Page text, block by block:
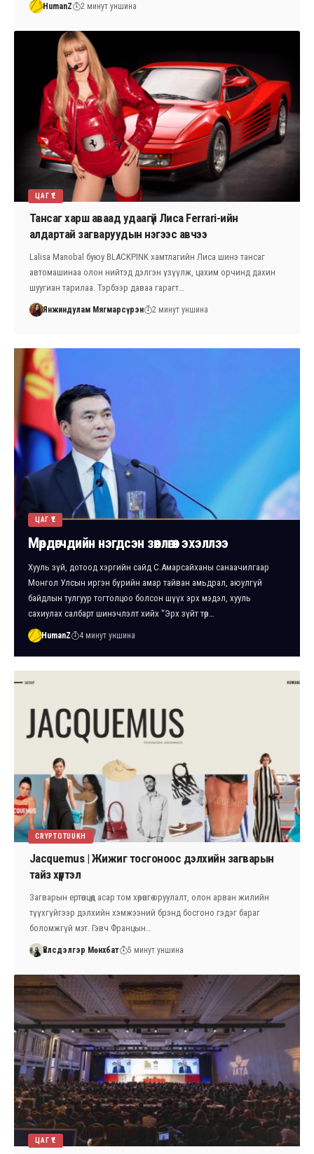
HumanZ 2 минут уншина
ЦАГ ҮЕ
Тансаг харш аваад удаагүй Лиса Ferrari-ийн
алдартай загваруудын нэгээс авчээ
Lalisa Manobal буюу BLACKPINK хамтлагийн Лиса шинэ тансаг
автомашинаа олон нийтэд дэлгэн үзүүлж, цахим орчинд дахин
шуугиан тарилаа. Тэрбээр даваа гарагт…
Янжиндулам Мягмарсүрэн 2 минут уншина
ЦАГ ҮЕ
Мөрдөгчдийн нэгдсэн зөвлөгөөн эхэллээ
Хууль зүй, дотоод хэргийн сайд С.Амарсайханы санаачилгаар
Монгол Улсын иргэн бүрийн амар тайван амьдрал, аюулгүй
байдлын тулгуур тогтолцоо болсон шүүх эрх мэдэл, хууль
сахиулах салбарт шинэчлэлт хийх “Эрх зүйт төр…
HumanZ 4 минут уншина
CRYPTOTUUKH
Jacquemus | Жижиг тосгоноос дэлхийн загварын
тайз хүртэл
Загварын ертөнцөд асар том хөрөнгө оруулалт, олон арван жилийн
түүхгүйгээр дэлхийн хэмжээний брэнд босгоно гэдэг бараг
боломжгүй мэт. Гэвч Францын…
Үйлсдэлгэр Мөнхбат 5 минут уншина
ЦАГ ҮЕ